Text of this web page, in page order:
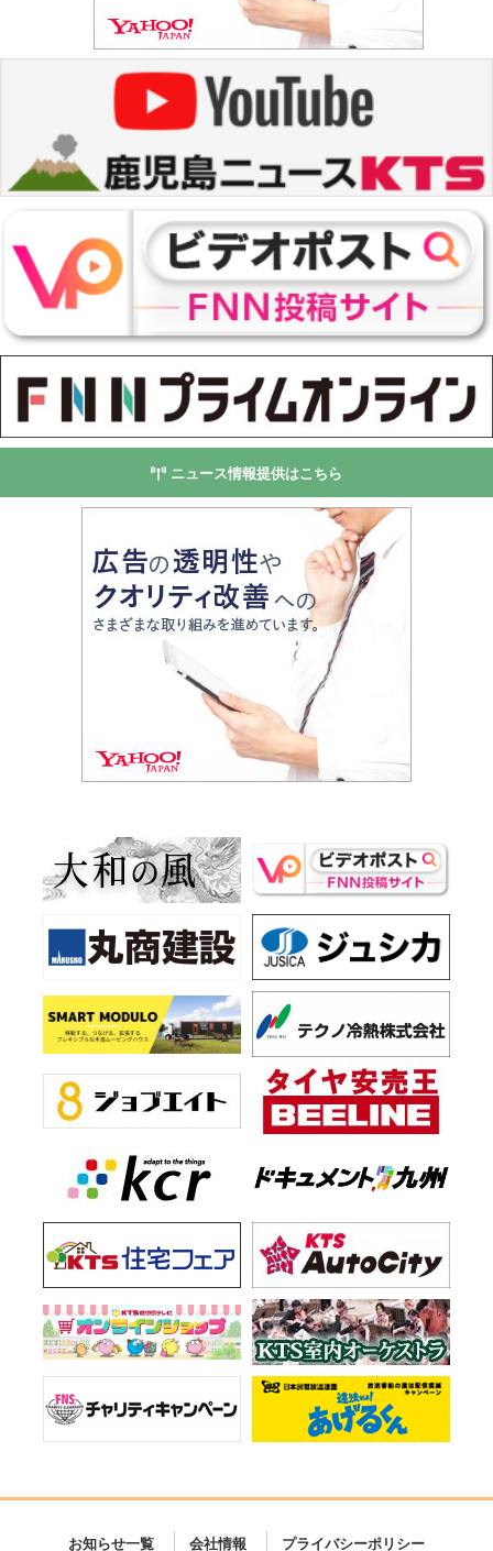
ニュース情報提供はこちら
お知らせ一覧 会社情報 プライバシーポリシー